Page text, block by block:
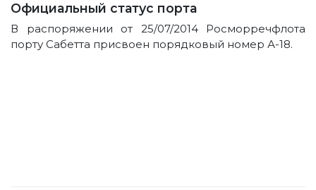
Официальный статус порта
В распоряжении от 25/07/2014 Росморречфлота
порту Сабетта присвоен порядковый номер А-18.